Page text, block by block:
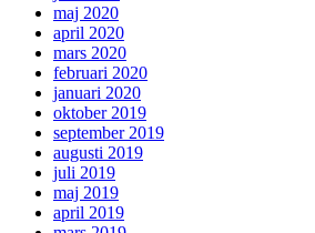
maj 2020
april 2020
mars 2020
februari 2020
januari 2020
oktober 2019
september 2019
augusti 2019
juli 2019
maj 2019
april 2019